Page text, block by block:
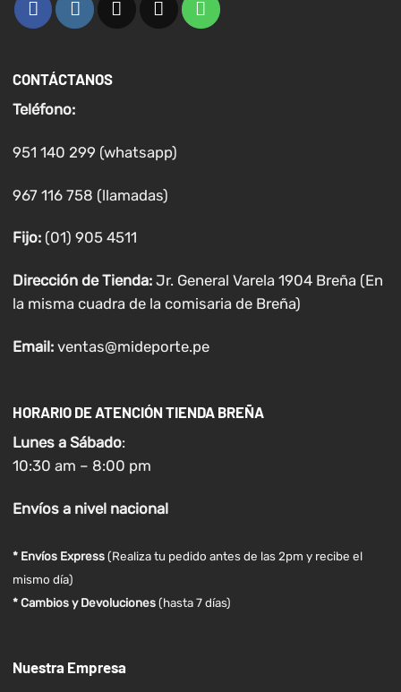
CONTÁCTANOS
Teléfono:
951 140 299 (whatsapp)
967 116 758 (llamadas)
Fijo:(01) 905 4511
Dirección de Tienda: Jr. General Varela 1904 Breña (En
la misma cuadra de la comisaria de Breña)
Email: ventas@mideporte.pe
HORARIO DE ATENCIÓN TIENDA BREÑA
Lunes a Sábado:
10:30 am – 8:00 pm
Envíosa nivel nacional
* Envíos Express(Realiza tu pedido antes de las 2pm y recibe el
mismo día)
* Cambios y Devoluciones (hasta 7 días)
Nuestra Empresa